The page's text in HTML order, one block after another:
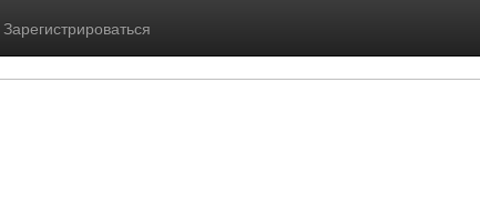
Зарегистрироваться